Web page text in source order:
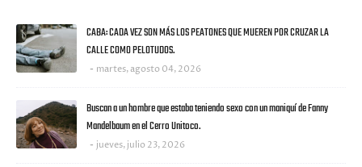
CABA: CADA VEZ SON MÁS LOS PEATONES QUE MUEREN POR CRUZAR LA
CALLE COMO PELOTUDOS.
martes, agosto 04, 2026
Buscan a un hombre que estaba teniendo sexo con un maniquí de Fanny
Mandelbaum en el Cerro Unitoco.
jueves, julio 23, 2026